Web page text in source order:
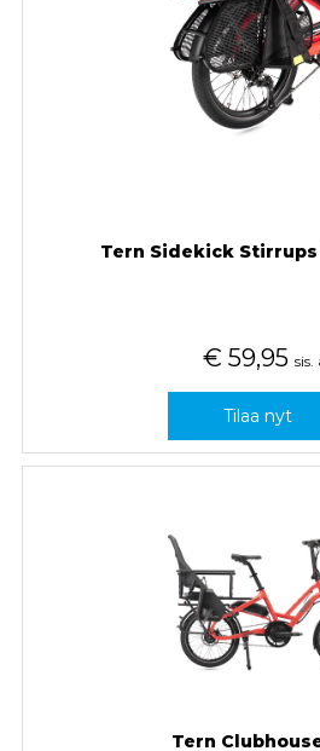
Tern Sidekick
€ 59,95 sis.
Tilaa nyt
Tern